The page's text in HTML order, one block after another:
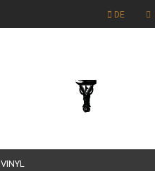
DE
VINYL